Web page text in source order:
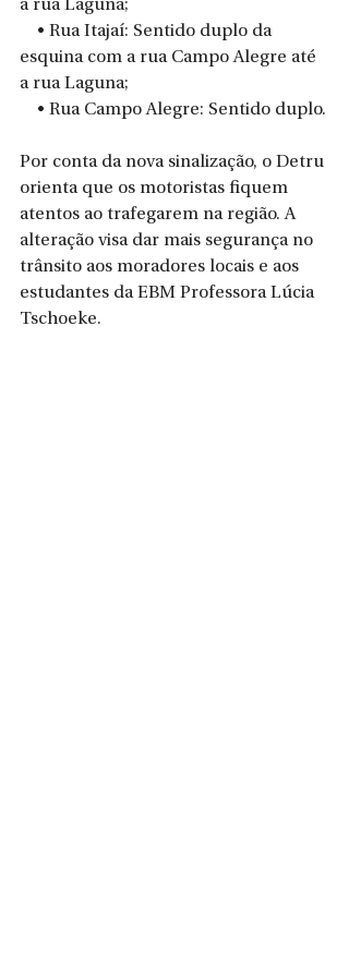
a rua Laguna;
esquina com a rua Campo Alegre até
a rua Laguna;
    • Rua Campo Alegre: Sentido duplo.
Por conta da nova sinalização, o Detru
orienta que os motoristas fiquem
atentos ao trafegarem na região. A
alteração visa dar mais segurança no
trânsito aos moradores locais e aos
estudantes da EBM Professora Lúcia
Tschoeke.